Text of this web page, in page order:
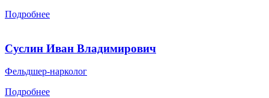
Подробнее
Суслин Иван Владимирович
Фельдшер-нарколог
Подробнее